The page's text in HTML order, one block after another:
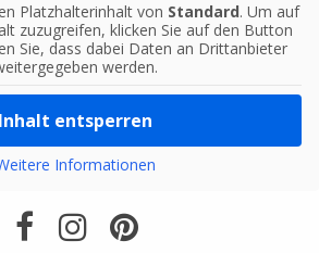
Platzhalterinhalt von Standard. Um auf
zuzugreifen, klicken Sie auf den Button
Sie, dass dabei Daten an Drittanbieter
werden.
Inhalt entsperren
Informationen